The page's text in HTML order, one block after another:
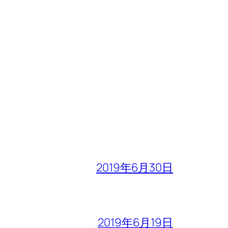
2019年6月30日
2019年6月19日